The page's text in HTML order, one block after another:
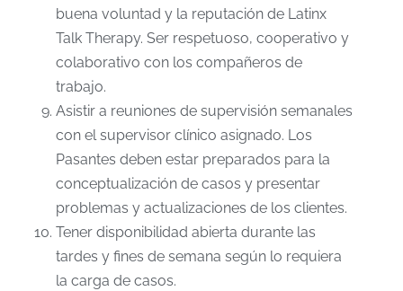
buena voluntad y la reputación de Latinx
Talk Therapy. Ser respetuoso, cooperativo y
colaborativo con los compañeros de
trabajo.
Asistir a reuniones de supervisión semanales
con el supervisor clínico asignado. Los
Pasantes deben estar preparados para la
conceptualización de casos y presentar
problemas y actualizaciones de los clientes.
Tener disponibilidad abierta durante las
tardes y fines de semana según lo requiera
la carga de casos.